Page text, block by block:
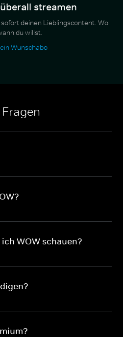
streamen
deinen Lieblingscontent. Wo
du willst.
Wunschabo
WOW schauen?